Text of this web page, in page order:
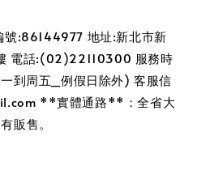
號:86144977 地址:新北市新
電話:(02)22110300 服務時
到周五_例假日除外) 客服信
**實體通路**：全省大
販售。